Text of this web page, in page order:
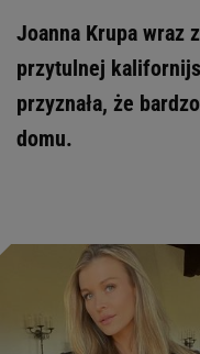
Joanna Krupa wraz
przytulnej
przyznała, że
domu.